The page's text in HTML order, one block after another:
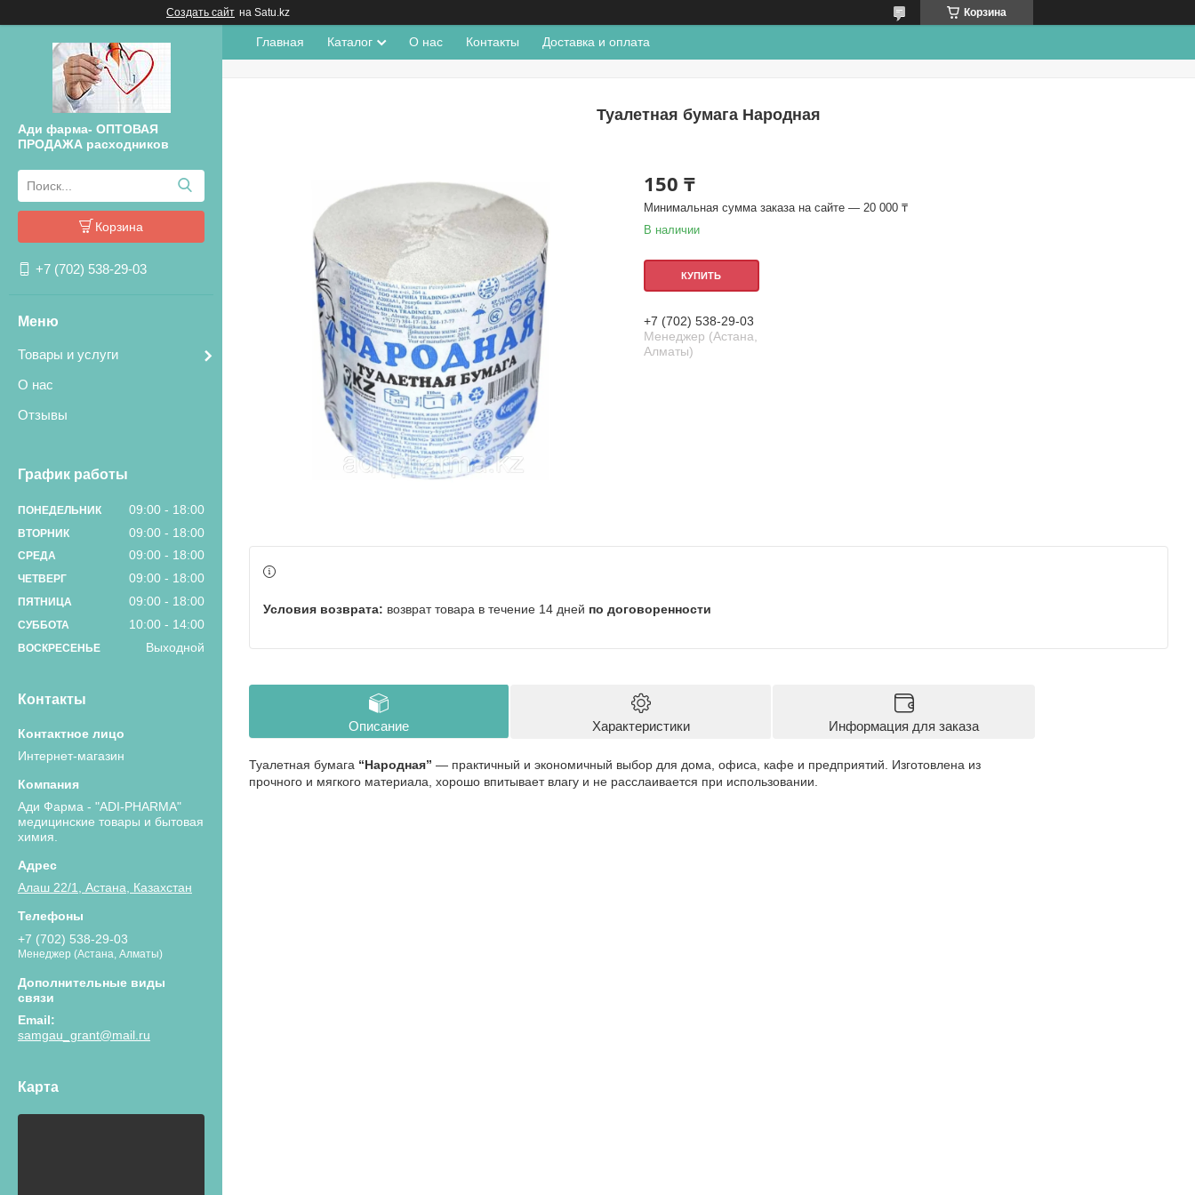
Создать сайт на Satu.kz Корзина
Ади фарма- ОПТОВАЯ
ПРОДАЖА расходников
Корзина
+7 (702) 538-29-03
Товары и услуги
О нас
Отзывы
График работы
ПОНЕДЕЛЬНИК 09:00 18:00
ВТОРНИК 09:00 18:00
СРЕДА 09:00 18:00
ЧЕТВЕРГ 09:00 18:00
ПЯТНИЦА 09:00 18:00
СУББОТА 10:00 14:00
ВОСКРЕСЕНЬЕ Выходной
Контакты
Интернет-магазин
Ади Фарма - "ADI-PHARMA"
медицинские товары и бытовая
химия.
Алаш 22/1, Астана, Казахстан
+7 (702) 538-29-03
Менеджер (Астана, Алматы)
samgau_grant@mail.ru
Карта
Главная Каталог О нас Контакты Доставка и оплата
Туалетная бумага Народная
150 ₸
Минимальная сумма заказа на сайте — 20 000 ₸
В наличии
КУПИТЬ
+7 (702) 538-29-03
Менеджер (Астана,
Алматы)
возврат товара в течение 14 дней по договоренности
Описание Характеристики Информация для заказа
Туалетная бумага “Народная” — практичный и экономичный выбор для дома, офиса, кафе и предприятий. Изготовлена из
прочного и мягкого материала, хорошо впитывает влагу и не расслаивается при использовании.